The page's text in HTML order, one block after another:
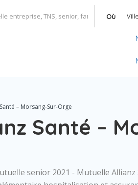
Où
– Morsang-Sur-Orge
Santé –
senior 2021 - Mutuelle Allianz